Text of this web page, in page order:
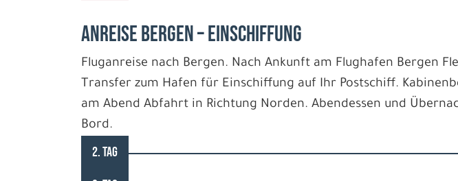
Anreise Bergen – Einschiffung
Fluganreise nach Bergen. Nach Ankunft am Flughafen Bergen
Transfer zum Hafen für Einschiffung auf Ihr Postschiff.
am Abend Abfahrt in Richtung Norden. Abendessen und
Bord.
2. TAG